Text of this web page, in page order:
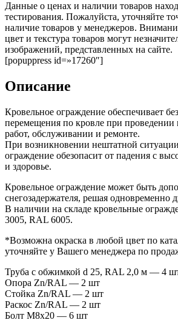
Данные о ценах и наличии товаров
тестирования. Пожалуйста, уточняйте
наличие товаров у менеджеров.
цвет и текстура товаров могут
изображений, представленных на сайте.
[popuppress id=»17260″]
Описание
Кровельное ограждение обеспечивает
перемещения по кровле при проведении
работ, обслуживании и ремонте.
При возникновении нештатной
ограждение обезопасит от падения с
и здоровье.
Кровельное ограждение может быть
снегозадержателя, решая одновременно
В наличии на складе кровельные
3005, RAL 6005.
*Возможна окраска в любой цвет по
уточняйте у Вашего менеджера по
Труба с обжимкой d 25, RAL 2,0 м — 4
Опора Zn/RAL — 2 шт
Стойка Zn/RAL — 2 шт
Раскос Zn/RAL — 2 шт
Болт М8х20 — 6 шт